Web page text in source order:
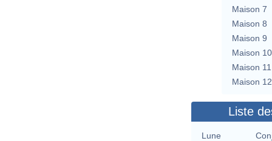
Maison 7
Maison 8
Maison 9
Maison 10
Maison 11
Maison 12
Liste
Lune